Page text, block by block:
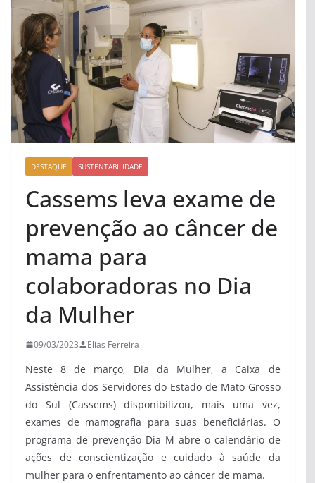
DESTAQUE SUSTENTABILIDADE
Cassems leva exame de
prevenção ao câncer de
mama para
colaboradoras no Dia
da Mulher
09/03/2023 Elias Ferreira
Neste 8 de março, Dia da Mulher, a Caixa de
Assistência dos Servidores do Estado de Mato Grosso
do Sul (Cassems) disponibilizou, mais uma vez,
exames de mamografia para suas beneficiárias. O
programa de prevenção Dia M abre o calendário de
ações de conscientização e cuidado à saúde da
mulher para o enfrentamento ao câncer de mama.